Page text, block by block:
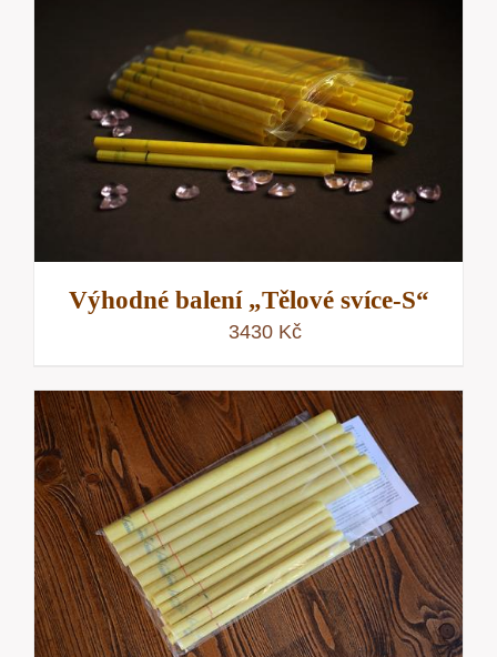
Výhodné balení „Tělové svíce-S“
3430 Kč